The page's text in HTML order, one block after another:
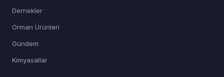
Dernekler
Orman Ürünleri
Gündem
Kimyasallar